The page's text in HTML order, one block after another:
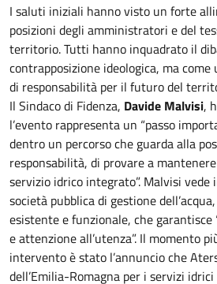
I saluti iniziali hanno visto un forte
posizioni degli amministratori e del
territorio. Tutti hanno inquadrato il
contrapposizione ideologica, ma
di responsabilità per il futuro del
Il Sindaco di Fidenza, Davide Malvisi,
l’evento rappresenta un “passo
dentro un percorso che guarda alla
responsabilità, di provare a
servizio idrico integrato”. Malvisi
società pubblica di gestione
esistente e funzionale, che garantisce
e attenzione all’utenza”. Il momento
intervento è stato l’annuncio che
dell’Emilia-Romagna per i servizi